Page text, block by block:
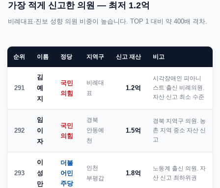
가장 적게 신고한 의원 — 최저 1.2억
비례대표·진보 성향 의원 비중이 높습니다. TOP 1 대비 약 400배 격차.
순위 이름 정당 지역구 신고 재산 비고
291
김
예
지
국민
의힘
비례대
표
1.2억
시각장애인 피아니
스트 출신 비례의원.
자산 신고 최소 수준
292
임
이
자
국민
의힘
경북
안동예
천
1.5억
경북 지역구 의원. 농
촌 지역 중소 자산 신
고
293
이
성
만
더불
어민
주당
인천
부평갑
1.8억
노동계 출신 의원. 자
산 신고 최하위권